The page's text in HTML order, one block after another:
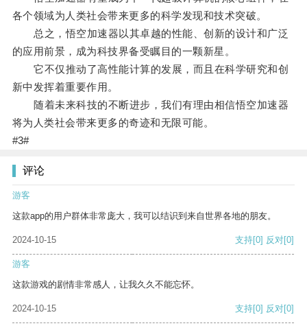
各个领域为人类社会带来更多的科学发现和技术突破。
总之，悟空加速器以其卓越的性能、创新的设计和广泛
的应用前景，成为科技界备受瞩目的一颗新星。
它不仅推动了高性能计算的发展，而且在科学研究和创
新中发挥着重要作用。
随着未来科技的不断进步，我们有理由相信悟空加速器
将为人类社会带来更多的奇迹和无限可能。
#3#
评论
游客
这款app的用户群体非常庞大，我可以结识到来自世界各地的朋友。
2024-10-15 支持[0] 反对[0]
游客
这款游戏的剧情非常感人，让我久久不能忘怀。
2024-10-15 支持[0] 反对[0]